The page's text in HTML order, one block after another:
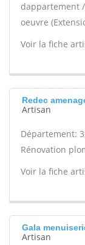
dappartement
oeuvre
Voir la fiche
Redec
Artisan
Département:
Rénovation
Voir la fiche
Gala
Artisan